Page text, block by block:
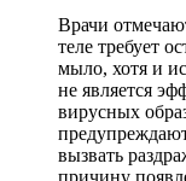
Врачи
теле требует
мыло, хотя и
не является
вирусных
вызвать
причину